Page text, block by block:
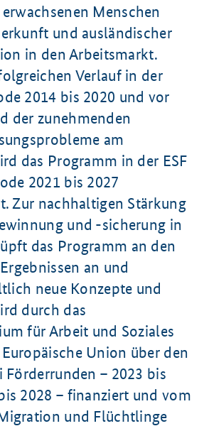
Menschen
und ausländischer
in den Arbeitsmarkt.
Verlauf in der
2014 bis 2020 und vor
der zunehmenden
am
das Programm in der ESF
2021 bis 2027
Zur nachhaltigen Stärkung
und -sicherung in
das Programm an den
an und
neue Konzepte und
durch das
für Arbeit und Soziales
Union über den
Förderrunden – 2023 bis
2028 – finanziert und vom
und Flüchtlinge